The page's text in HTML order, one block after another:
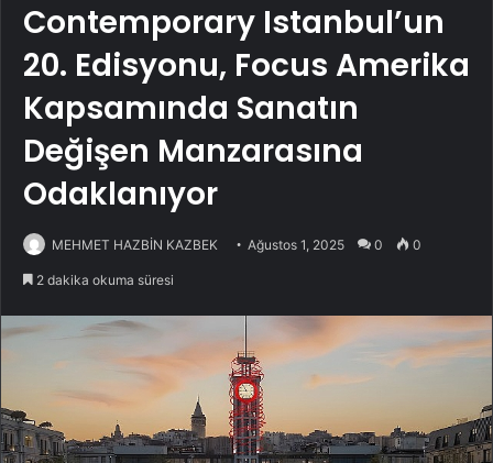
Contemporary Istanbul’un
20. Edisyonu, Focus Amerika
Kapsamında Sanatın
Değişen Manzarasına
Odaklanıyor
MEHMET HAZBİN KAZBEK Ağustos 1, 2025 0 0
2 dakika okuma süresi